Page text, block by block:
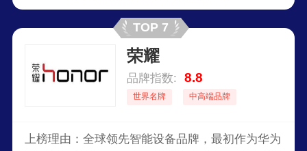
TOP 7
荣耀
品牌指数: 8.8
世界名牌 中高端品牌
上榜理由：全球领先智能设备品牌，最初作为华为